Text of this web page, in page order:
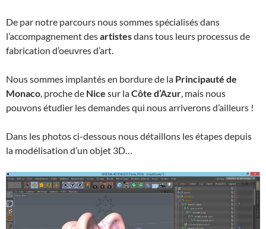
De par notre parcours nous sommes spécialisés dans
l’accompagnement desartistesdans tous leurs processus de
fabrication d’oeuvres d’art.
Nous sommes implantés en bordure de la Principauté de
Monaco, proche de Nice sur laCôte d’Azur, mais nous
pouvons étudier les demandes qui nous arriverons d’ailleurs !
Dans les photos ci-dessous nous détaillons les étapes depuis
la modélisation d’un objet 3D…